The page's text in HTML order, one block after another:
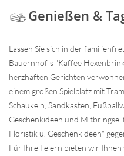
Genießen &
Lassen Sie sich in der
Bauernhof's "Kaffee
herzhaften Gerichten
einem großen Spielplatz mit
Schaukeln, Sandkasten,
Geschenkideen und
Floristik u. Geschenkideen"
Für Ihre Feiern bieten wir